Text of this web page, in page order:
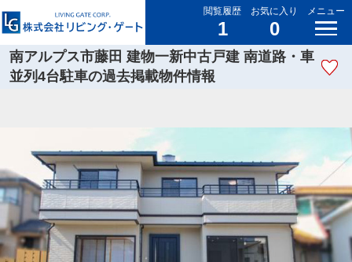
閲覧履歴
1
お気に入り
0
メニュー
南アルプス市藤田 建物一新中古戸建 南道路・車
並列4台駐車の過去掲載物件情報